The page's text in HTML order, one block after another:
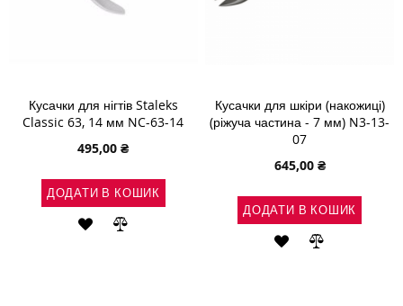
Кусачки для нігтів Staleks
Classic 63, 14 мм NC-63-14
495,00 ₴
ДОДАТИ В КОШИК
ДОДАТИ
Кусачки для шкіри (накожиці)
(ріжуча частина - 7 мм) N3-13-
07
645,00 ₴
ДОДАТИ В КОШИК
ДОДАТИ